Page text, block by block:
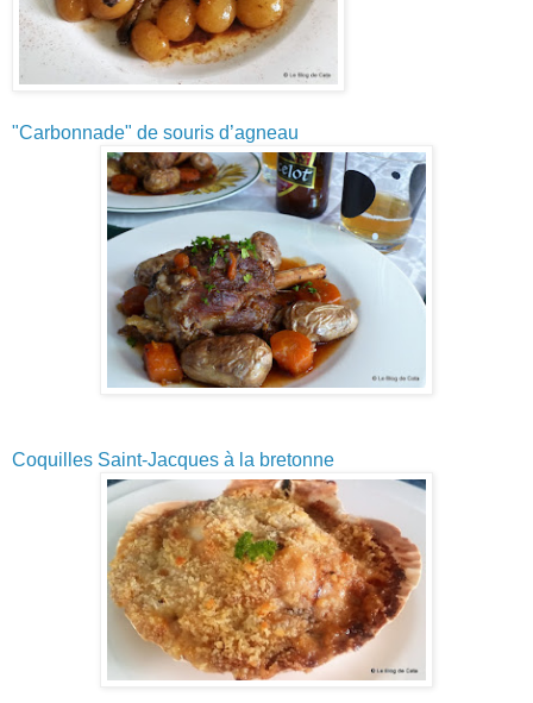
"Carbonnade" de souris d’agneau
Coquilles Saint-Jacques à la bretonne